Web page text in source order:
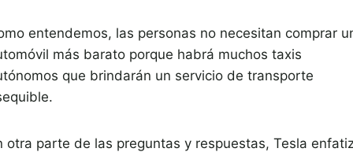
entendemos, las personas no necesitan comprar
más barato porque habrá muchos taxis
que brindarán un servicio de transporte
otra parte de las preguntas y respuestas, Tesla